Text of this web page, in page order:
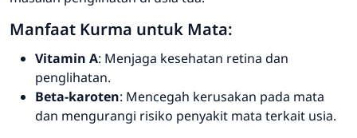
Manfaat Kurma untuk Mata:
Vitamin A: Menjaga kesehatan retina dan
penglihatan.
Beta-karoten: Mencegah kerusakan pada mata
dan mengurangi risiko penyakit mata terkait usia.